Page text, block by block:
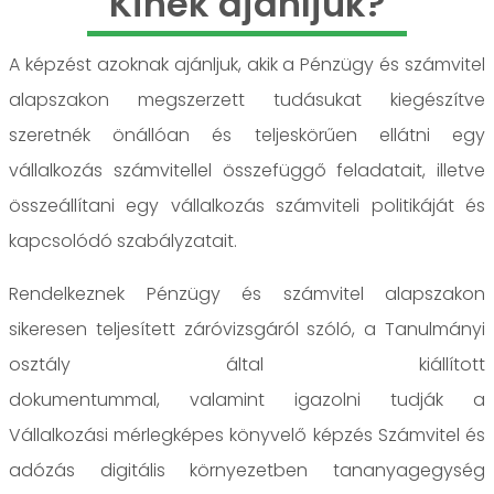
A képzést azoknak ajánljuk, akik a Pénzügy és számvitel
alapszakon megszerzett tudásukat kiegészítve
szeretnék önállóan és teljeskörűen ellátni egy
vállalkozás számvitellel összefüggő feladatait, illetve
összeállítani egy vállalkozás számviteli politikáját és
kapcsolódó szabályzatait.
Rendelkeznek Pénzügy és számvitel alapszakon
sikeresen teljesített záróvizsgáról szóló, a Tanulmányi
osztály által kiállított
dokumentummal, valamint igazolni tudják a
Vállalkozási mérlegképes könyvelő képzés Számvitel és
adózás digitális környezetben tananyagegység